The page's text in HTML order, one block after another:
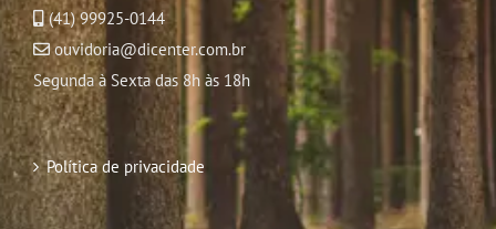
(41) 99925-0144
ouvidoria@dicenter.com.br
Segunda à Sexta das 8h às 18h
Política de privacidade